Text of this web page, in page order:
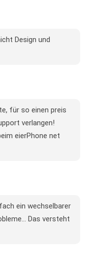
Design und
für so einen preis
verlangen!
eierPhone net
ein wechselbarer
Das versteht